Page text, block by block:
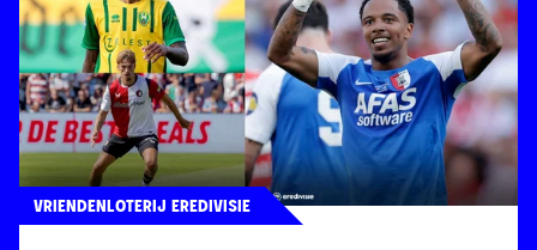
VRIENDENLOTERIJ EREDIVISIE